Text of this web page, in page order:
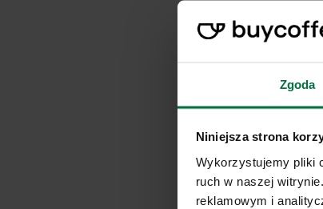
Zgoda
Niniejsza strona
Wykorzystujemy pliki
ruch w naszej
reklamowym i